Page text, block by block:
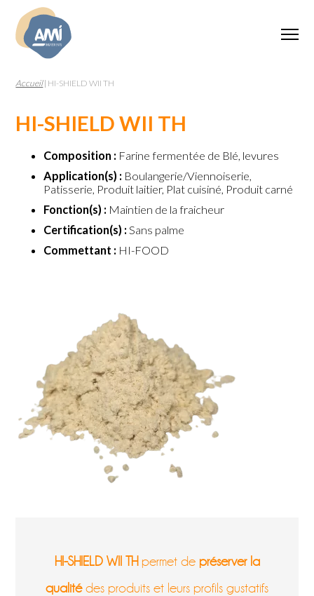
Accueil| HI-SHIELD WII TH
HI-SHIELD WII TH
Composition : Farine fermentée de Blé, levures
Application(s) : Boulangerie/Viennoiserie,
Patisserie, Produit laitier, Plat cuisiné, Produit carné
Fonction(s) : Maintien de la fraicheur
Certification(s) : Sans palme
Commettant : HI-FOOD
HI-SHIELD WII THpermet depréserver la
qualitédes produits et leurs profils gustatifs